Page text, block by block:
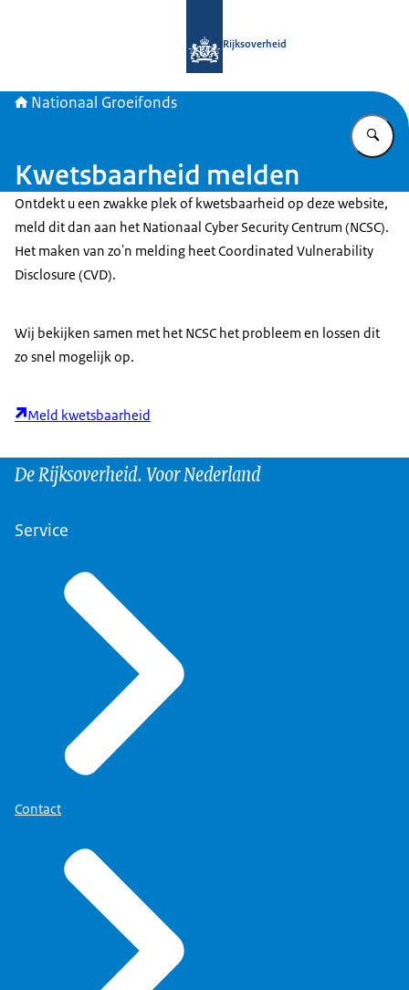
Rijksoverheid
Nationaal Groeifonds
Kwetsbaarheid melden
Ontdekt u een zwakke plek of kwetsbaarheid op deze website,
meld dit dan aan het Nationaal Cyber SecurityCentrum (NCSC).
Het maken van zo'n melding heetCoordinated Vulnerability
Disclosure (CVD).
Wij bekijken samen met het NCSC het probleem en lossen dit
zo snel mogelijk op.
Meld kwetsbaarheid
De Rijksoverheid. Voor Nederland
Service
Contact